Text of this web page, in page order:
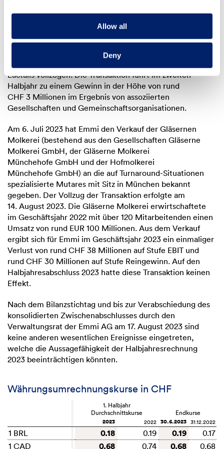
Allow all
Deny
Ereignisse nach dem Bilanzstichtag
Am 3. Juli 2023 hat Emmi den Verkauf ihrer
Minderheitsbeteiligung von 25 % an der italienischen
Lactalis vollzogen. Die Transaktion führt im zweiten
Halbjahr zu einem Gewinn in der Höhe von rund
CHF 3 Millionen im Ergebnis von assoziierten
Gesellschaften und Gemeinschaftsorganisationen.
Am 6. Juli 2023 hat Emmi den Verkauf der Gläsernen
Molkerei (bestehend aus den Gesellschaften Gläserne
Molkerei GmbH, der Gläserne Molkerei
Münchehofe GmbH und der Hofmolkerei
Münchehofe GmbH) an die auf Turnaround-Situationen
spezialisierte Mutares mit Sitz in München bekannt
gegeben. Der Vollzug der Transaktion erfolgte am
14. August 2023. Die Gläserne Molkerei erwirtschaftete
im Geschäftsjahr 2022 mit über 120 Mitarbeitenden einen
Umsatz von rund EUR 100 Millionen. Aus dem Verkauf
ergibt sich für Emmi im Geschäftsjahr 2023 ein einmaliger
Verlust von rund CHF 38 Millionen auf Stufe EBIT und
rund CHF 30 Millionen auf Stufe Reingewinn. Auf den
Halbjahresabschluss 2023 hatte diese Transaktion keinen
Effekt.
Nach dem Bilanzstichtag und bis zur Verabschiedung des
konsolidierten Zwischenabschlusses durch den
Verwaltungsrat der Emmi AG am 17. August 2023 sind
keine anderen wesentlichen Ereignisse eingetreten,
welche die Aussagefähigkeit der Halbjahresrechnung
2023 beeinträchtigen könnten.
Währungsumrechnungskurse in CHF
1. Halbjahr
Durchschnittskurse
Endkurse
2023
2022 30.6.2023 31.12.2022
1 BRL 0.18 0.19 0.19
0.17
1 CAD
0.68 0.74 0.68 0.68
1 BRL
1 CAD